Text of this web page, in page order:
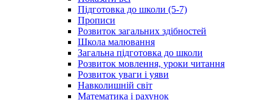
Підготовка до школи (5-7)
Прописи
Розвиток загальних здібностей
Школа малювання
Загальна підготовка до школи
Розвиток мовлення, уроки читання
Розвиток уваги і уяви
Навколишній світ
Математика і рахунок